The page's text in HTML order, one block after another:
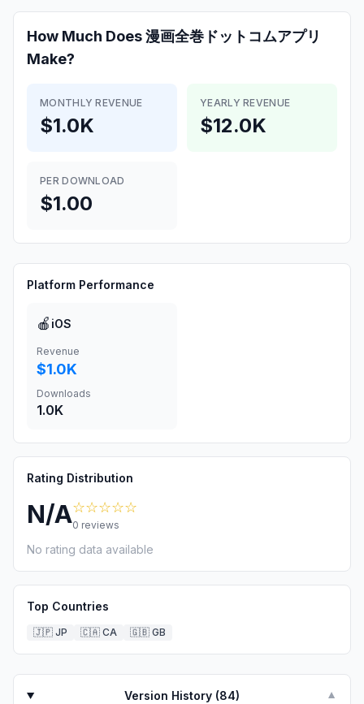
How Much Does漫画全巻ドットコムアプリ
Make?
MONTHLY REVENUE
$1.0K
YEARLY REVENUE
$12.0K
PER DOWNLOAD
$1.00
Platform Performance
🍎 iOS
Revenue
$1.0K
Downloads
1.0K
Rating Distribution
N/A☆☆☆☆☆
0 reviews
No rating data available
Top Countries
🇯🇵 JP 🇨🇦 CA 🇬🇧 GB
Version History (84) ▼